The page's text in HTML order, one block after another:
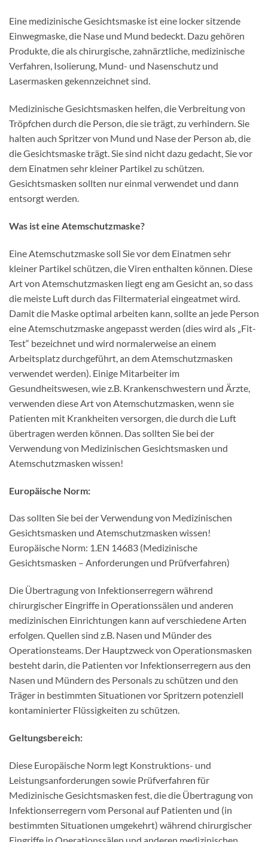
Eine medizinische Gesichtsmaske ist eine locker sitzende
Einwegmaske, die Nase und Mund bedeckt. Dazu gehören
Produkte, die als chirurgische, zahnärztliche, medizinische
Verfahren, Isolierung, Mund- und Nasenschutz und
Lasermasken gekennzeichnet sind.
Medizinische Gesichtsmasken helfen, die Verbreitung von
Tröpfchen durch die Person, die sie trägt, zu verhindern. Sie
halten auch Spritzer von Mund und Nase der Person ab, die
die Gesichtsmaske trägt. Sie sind nicht dazu gedacht, Sie vor
dem Einatmen sehr kleiner Partikel zu schützen.
Gesichtsmasken sollten nur einmal verwendet und dann
entsorgt werden.
Was ist eine Atemschutzmaske?
Eine Atemschutzmaske soll Sie vor dem Einatmen sehr
kleiner Partikel schützen, die Viren enthalten können. Diese
Art von Atemschutzmasken liegt eng am Gesicht an, so dass
die meiste Luft durch das Filtermaterial eingeatmet wird.
Damit die Maske optimal arbeiten kann, sollte an jede Person
eine Atemschutzmaske angepasst werden (dies wird als „Fit-
Test“ bezeichnet und wird normalerweise an einem
Arbeitsplatz durchgeführt, an dem Atemschutzmasken
verwendet werden). Einige Mitarbeiter im
Gesundheitswesen, wie z.B. Krankenschwestern und Ärzte,
verwenden diese Art von Atemschutzmasken, wenn sie
Patienten mit Krankheiten versorgen, die durch die Luft
übertragen werden können. Das sollten Sie bei der
Verwendung von Medizinischen Gesichtsmasken und
Atemschutzmasken wissen!
Europäische Norm:
Das sollten Sie bei der Verwendung von Medizinischen
Gesichtsmasken und Atemschutzmasken wissen!
Europäische Norm: 1.EN 14683 (Medizinische
Gesichtsmasken – Anforderungen und Prüfverfahren)
Die Übertragung von Infektionserregern während
chirurgischer Eingriffe in Operationssälen und anderen
medizinischen Einrichtungen kann auf verschiedene Arten
erfolgen. Quellen sind z.B. Nasen und Münder des
Operationsteams. Der Hauptzweck von Operationsmasken
besteht darin, die Patienten vor Infektionserregern aus den
Nasen und Mündern des Personals zu schützen und den
Träger in bestimmten Situationen vor Spritzern potenziell
kontaminierter Flüssigkeiten zu schützen.
Geltungsbereich:
Diese Europäische Norm legt Konstruktions- und
Leistungsanforderungen sowie Prüfverfahren für
Medizinische Gesichtsmasken fest, die die Übertragung von
Infektionserregern vom Personal auf Patienten und (in
bestimmten Situationen umgekehrt) während chirurgischer